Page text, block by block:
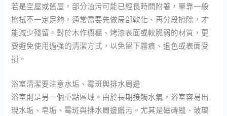
若是空屋或舊屋，部分油污可能已經長時間附著，單靠一般
擦拭不一定足夠，通常需要先做局部軟化、再分段擦除，才
能減少殘留。對於木作櫥櫃、烤漆表面或較脆弱的材質，更
要避免使用過強的清潔方式，以免留下霧痕、退色或表面受
損。
浴室清潔要注意水垢、霉斑與排水周邊
浴室則是另一個重點區域。由於長期接觸水氣，浴室容易出
現水垢、皂垢、霉斑與排水周邊髒污。尤其是磁磚縫、玻璃